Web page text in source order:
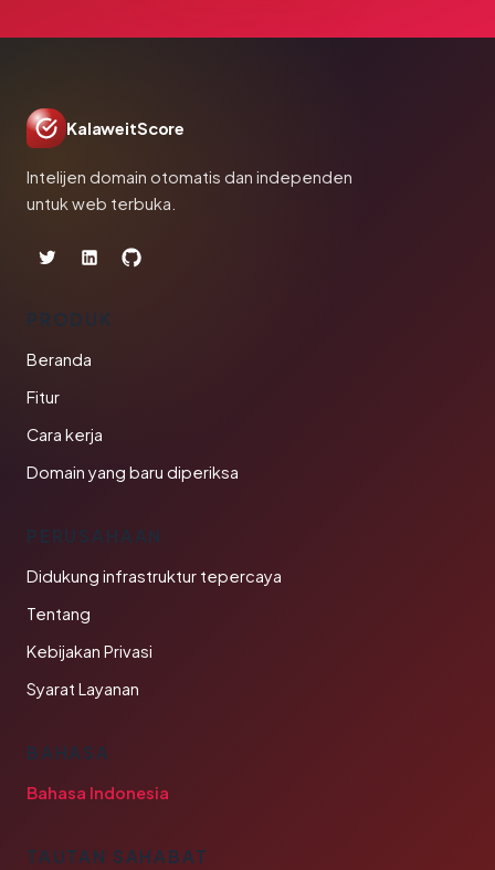
KalaweitScore
Intelijen domain otomatis dan independen
untuk web terbuka.
PRODUK
Beranda
Fitur
Cara kerja
Domain yang baru diperiksa
PERUSAHAAN
Didukung infrastruktur tepercaya
Tentang
Kebijakan Privasi
Syarat Layanan
BAHASA
Bahasa Indonesia
TAUTAN SAHABAT